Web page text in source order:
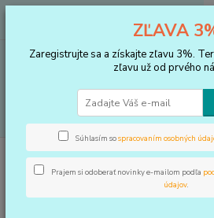
Úvod VLOŽKY DO TOPÁNOK, KOREKTORY
Pätičky samolepiace - čierne
Pätičky
ZĽAVA
Zaregistrujte sa a získajte zľavu 3%.
zľavu už od prvého
Súhlasím sospracovaním osobných
Prajem si odoberať novinky e-mailom podľa
údajov.